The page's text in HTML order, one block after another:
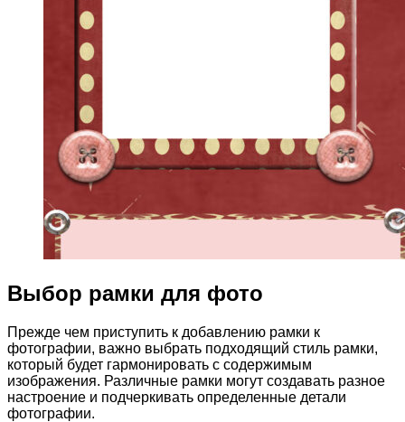
Выбор рамки для фото
Прежде чем приступить к добавлению рамки к
фотографии, важно выбрать подходящий стиль рамки,
который будет гармонировать с содержимым
изображения. Различные рамки могут создавать разное
настроение и подчеркивать определенные детали
фотографии.